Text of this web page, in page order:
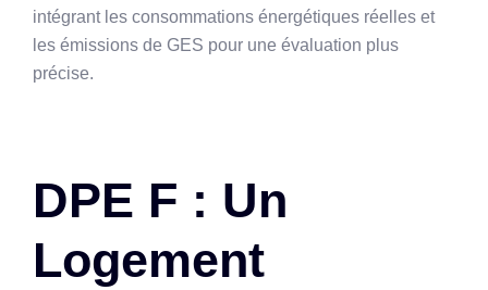
intégrant les consommations énergétiques réelles et
les émissions de GES pour une évaluation plus
précise.
DPE F : Un
Logement